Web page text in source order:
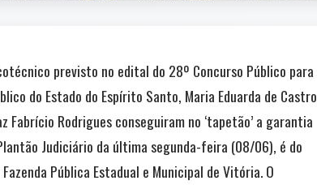
previsto no edital do 28º Concurso Público para
do Estado do Espírito Santo, Maria Eduarda de Castro
Fabrício Rodrigues conseguiram no ‘tapetão’ a garantia
Judiciário da última segunda-feira (08/06), é do
Pública Estadual e Municipal de Vitória. O